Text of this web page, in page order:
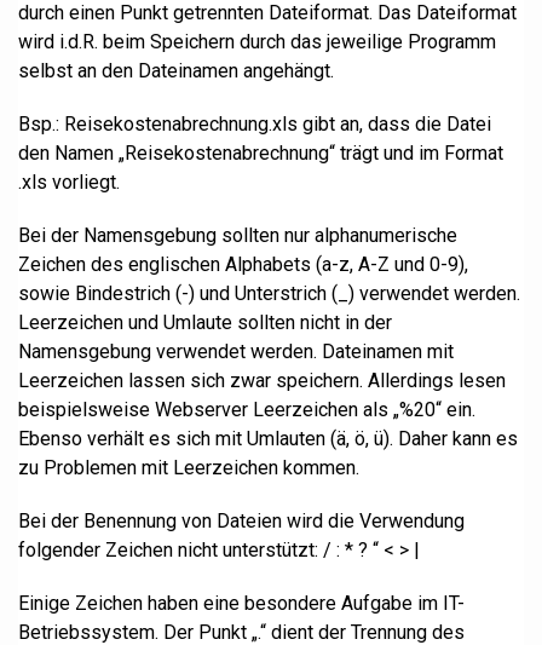
durch einen Punkt getrennten Dateiformat. Das Dateiformat
wird i.d.R. beim Speichern durch das jeweilige Programm
selbst an den Dateinamen angehängt.
Bsp.: Reisekostenabrechnung.xls gibt an, dass die Datei
den Namen „Reisekostenabrechnung“ trägt und im Format
.xls vorliegt.
Bei der Namensgebung sollten nur alphanumerische
Zeichen des englischen Alphabets (a-z, A-Z und 0-9),
sowie Bindestrich (-) und Unterstrich (_) verwendet werden.
Leerzeichen und Umlaute sollten nicht in der
Namensgebung verwendet werden. Dateinamen mit
Leerzeichen lassen sich zwar speichern. Allerdings lesen
beispielsweise Webserver Leerzeichen als „%20“ ein.
Ebenso verhält es sich mit Umlauten (ä, ö, ü). Daher kann es
zu Problemen mit Leerzeichen kommen.
Bei der Benennung von Dateien wird die Verwendung
folgender Zeichen nicht unterstützt: / : * ? “ < > |
Einige Zeichen haben eine besondere Aufgabe im IT-
Betriebssystem. Der Punkt „.“ dient der Trennung des